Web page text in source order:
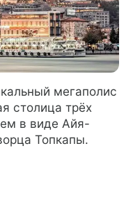
мегаполис
столица трёх
в виде Айя-
Топкапы.